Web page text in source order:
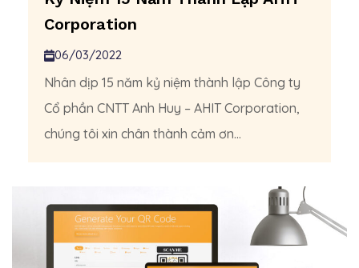
Corporation
06/03/2022
Nhân dịp 15 năm kỷ niệm thành lập Công ty
Cổ phần CNTT Anh Huy – AHIT Corporation,
chúng tôi xin chân thành cảm ơn...